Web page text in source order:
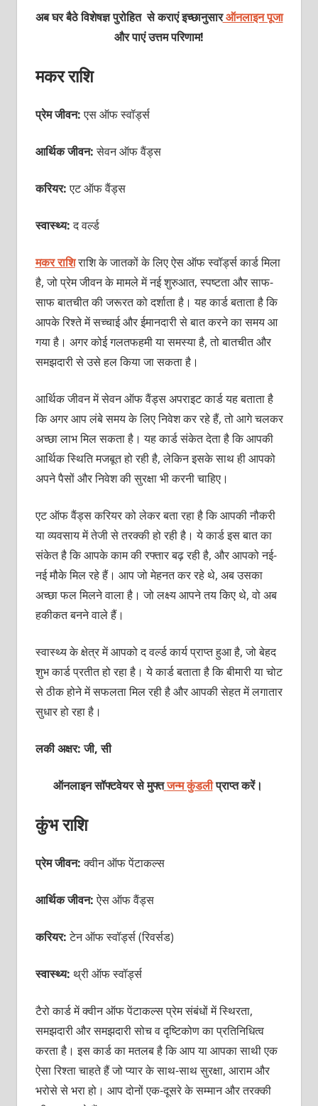
अब घर बैठे विशेषज्ञ पुरोहित से कराएं इच्छानुसारऑनलाइन पूजा
और पाएं उत्तम परिणाम!
मकर राशि
प्रेम जीवन:एस ऑफ स्वॉर्ड्स
आर्थिक जीवन:सेवन ऑफ वैंड्स
करियर:एट ऑफ वैंड्स
स्वास्थ्य:द वर्ल्ड
मकर राशिराशि के जातकों के लिए ऐस ऑफ स्वॉर्ड्स कार्ड मिला
है, जो प्रेम जीवन के मामले में नई शुरुआत, स्पष्टता और साफ-
साफ बातचीत की जरूरत को दर्शाता है। यह कार्ड बताता है कि
आपके रिश्ते में सच्चाई और ईमानदारी से बात करने का समय आ
गया है। अगर कोई गलतफहमी या समस्या है, तो बातचीत और
समझदारी से उसे हल किया जा सकता है।
आर्थिक जीवन में सेवन ऑफ वैंड्स अपराइट कार्ड यह बताता है
कि अगर आप लंबे समय के लिए निवेश कर रहे हैं, तो आगे चलकर
अच्छा लाभ मिल सकता है। यह कार्ड संकेत देता है कि आपकी
आर्थिक स्थिति मजबूत हो रही है, लेकिन इसके साथ ही आपको
अपने पैसों और निवेश की सुरक्षा भी करनी चाहिए।
एट ऑफ वैंड्स करियर को लेकर बता रहा है कि आपकी नौकरी
या व्यवसाय में तेजी से तरक्की हो रही है। ये कार्ड इस बात का
संकेत है कि आपके काम की रफ्तार बढ़ रही है, और आपको नई-
नई मौके मिल रहे हैं। आप जो मेहनत कर रहे थे, अब उसका
अच्छा फल मिलने वाला है। जो लक्ष्य आपने तय किए थे, वो अब
हकीकत बनने वाले हैं।
स्वास्थ्य के क्षेत्र में आपको द वर्ल्ड कार्य प्राप्त हुआ है, जो बेहद
शुभ कार्ड प्रतीत हो रहा है। ये कार्ड बताता है कि बीमारी या चोट
से ठीक होने में सफलता मिल रही है और आपकी सेहत में लगातार
सुधार हो रहा है।
लकी अक्षर: जी, सी
ऑनलाइन सॉफ्टवेयर से मुफ्तजन्म कुंडलीप्राप्त करें।
कुंभ राशि
प्रेम जीवन:क्वीन ऑफ पेंटाकल्स
आर्थिक जीवन:ऐस ऑफ वैंड्स
करियर:टेन ऑफ स्वॉर्ड्स (रिवर्सड)
स्वास्थ्य: थ्री ऑफ स्वॉर्ड्स
टैरो कार्ड में क्वीन ऑफ पेंटाकल्स प्रेम संबंधों में स्थिरता,
समझदारी और समझदारी सोच व दृष्टिकोण का प्रतिनिधित्व
करता है। इस कार्ड का मतलब है कि आप या आपका साथी एक
ऐसा रिश्ता चाहते हैं जो प्यार के साथ-साथ सुरक्षा, आराम और
भरोसे से भरा हो। आप दोनों एक-दूसरे के सम्मान और तरक्की